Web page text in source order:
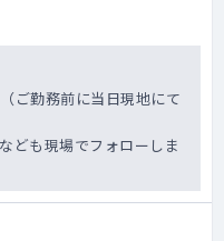
ご勤務前に当日現地にて
ども現場でフォローしま